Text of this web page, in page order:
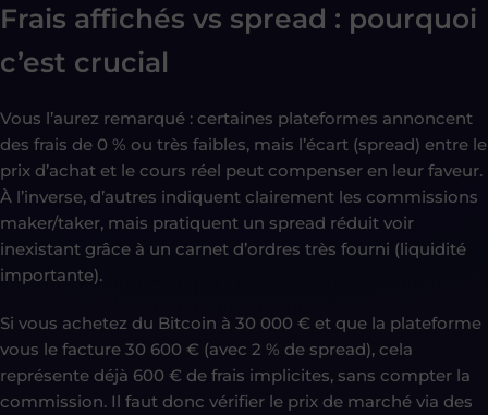
Frais affichés vs spread : pourquoi
c’est crucial
Vous l’aurez remarqué : certaines plateformes annoncent
des frais de 0 % ou très faibles, mais l’écart (spread) entre le
prix d’achat et le cours réel peut compenser en leur faveur.
À l’inverse, d’autres indiquent clairement les commissions
maker/taker, mais pratiquent un spread réduit voir
inexistant grâce à un carnet d’ordres très fourni (liquidité
importante).
Si vous achetez du Bitcoin à 30 000 € et que la plateforme
vous le facture 30 600 € (avec 2 % de spread), cela
représente déjà 600 € de frais implicites, sans compter la
commission. Il faut donc vérifier le prix de marché via des